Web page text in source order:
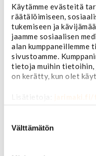
Käytämme evästeitä
räätälöimiseen,
tukemiseen ja
jaamme sosiaalisen
alan
sivustoamme.
tietoja muihin
on kerätty, kun olet
Lisätietoja: jarimaki.fi/
valinta
Välttämätön